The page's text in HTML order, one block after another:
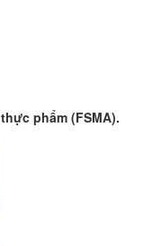
phẩm (FSMA).